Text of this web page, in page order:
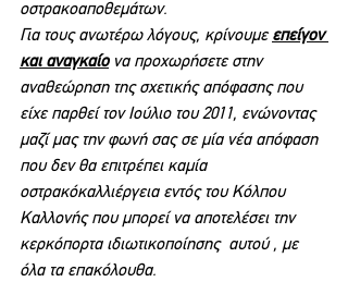
οστρακοαποθεμάτων.
Για τους ανωτέρω λόγους, κρίνουμε επείγον
και αναγκαίο να προχωρήσετε στην
αναθεώρηση της σχετικής απόφασης που
είχε παρθεί τον Ιούλιο του 2011, ενώνοντας
μαζί μας την φωνή σας σε μία νέα απόφαση
που δεν θα επιτρέπει καμία
οστρακόκαλλιέργεια εντός του Κόλπου
Καλλονής που μπορεί να αποτελέσει την
κερκόπορτα ιδιωτικοποίησης  αυτού , με
όλα τα επακόλουθα.